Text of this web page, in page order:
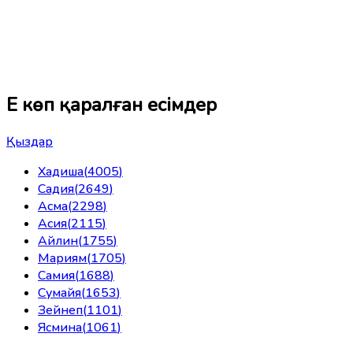
Ең көп қаралған есімдер
Қыздар
Хадиша(4005)
Садия(2649)
Асма(2298)
Асия(2115)
Айлин(1755)
Мариям(1705)
Самия(1688)
Сумайя(1653)
Зейнеп(1101)
Ясмина(1061)